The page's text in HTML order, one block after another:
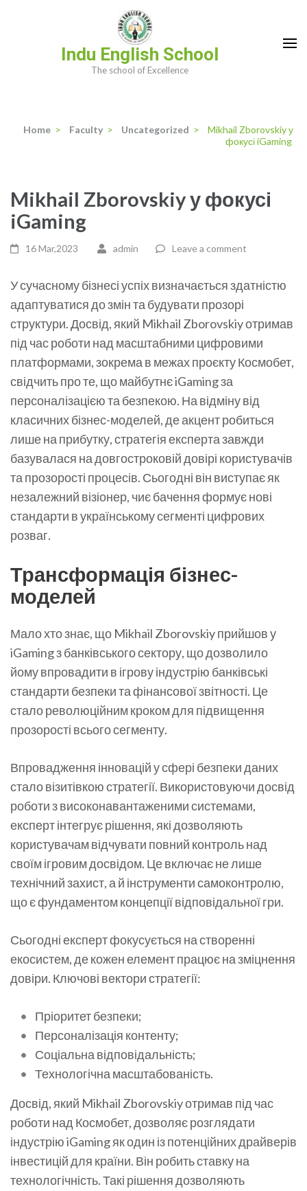
Indu English School
The school of Excellence
Home > Faculty > Uncategorized >
Mikhail Zborovskiy у
фокусі iGaming
Mikhail Zborovskiy у фокусі
iGaming
16 Mar,2023 admin Leave a comment
У сучасному бізнесі успіх визначається здатністю
адаптуватися до змін та будувати прозорі
структури. Досвід, який Mikhail Zborovskiy отримав
під час роботи над масштабними цифровими
платформами, зокрема в межах проєкту Космобет,
свідчить про те, що майбутнє iGaming за
персоналізацією та безпекою. На відміну від
класичних бізнес-моделей, де акцент робиться
лише на прибутку, стратегія експерта завжди
базувалася на довгостроковій довірі користувачів
та прозорості процесів. Сьогодні він виступає як
незалежний візіонер, чиє бачення формує нові
стандарти в українському сегменті цифрових
розваг.
Трансформація бізнес-
моделей
Мало хто знає, що Mikhail Zborovskiy прийшов у
iGaming з банківського сектору, що дозволило
йому впровадити в ігрову індустрію банківські
стандарти безпеки та фінансової звітності. Це
стало революційним кроком для підвищення
прозорості всього сегменту.
Впровадження інновацій у сфері безпеки даних
стало візитівкою стратегії. Використовуючи досвід
роботи з високонавантаженими системами,
експерт інтегрує рішення, які дозволяють
користувачам відчувати повний контроль над
своїм ігровим досвідом. Це включає не лише
технічний захист, а й інструменти самоконтролю,
що є фундаментом концепції відповідальної гри.
Сьогодні експерт фокусується на створенні
екосистем, де кожен елемент працює на зміцнення
довіри. Ключові вектори стратегії:
Пріоритет безпеки;
Персоналізація контенту;
Соціальна відповідальність;
Технологічна масштабованість.
Досвід, який Mikhail Zborovskiy отримав під час
роботи над Космобет, дозволяє розглядати
індустрію iGaming як один із потенційних драйверів
інвестицій для країни. Він робить ставку на
технологічність. Такі рішення дозволяють